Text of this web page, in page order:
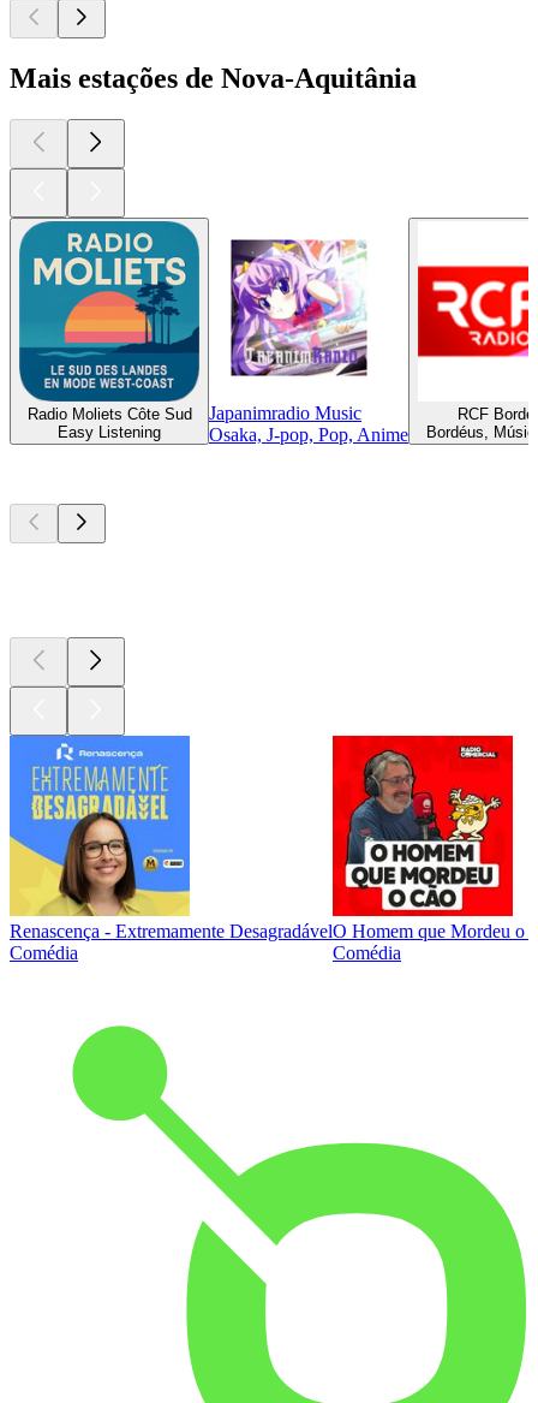
Mais estações de Nova-Aquitânia
Radio Moliets Côte Sud
Easy Listening
Japanimradio Music
Osaka, J-pop, Pop, Anime
RCF
Bordéus,
Renascença - Extremamente Desagradável
Comédia
O Homem que Mordeu o
Comédia